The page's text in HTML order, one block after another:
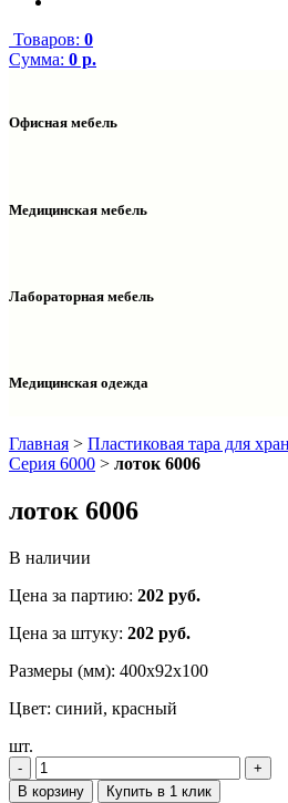
Товаров: 0
Сумма: 0 р.
Офисная мебель
Надстройки
Столы рабочие
Шкафы колонки
Медицинская мебель
Шкафы колонки медицинские
Лабораторная мебель
Тумбы мойки лабораторные
Медицинская одежда
Главная > Пластиковая тара для
Серия 6000 > лоток 6006
лоток 6006
В наличии
Цена за партию: 202 руб.
Цена за штуку: 202 руб.
Размеры (мм): 400x92x100
Цвет: синий, красный
шт.
‐
+
В корзину
Купить в 1 клик